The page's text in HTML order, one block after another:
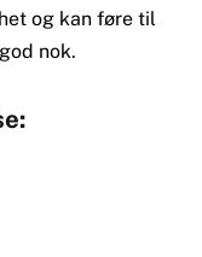
og kan føre til
nok.